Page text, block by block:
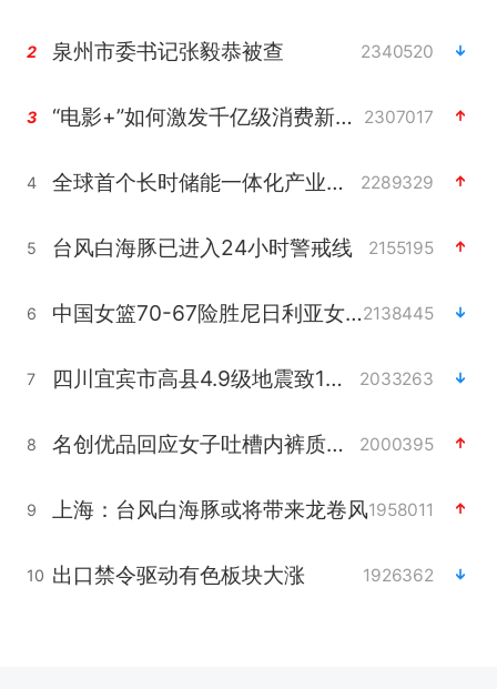
2 泉州市委书记张毅恭被查 2340520
3 “电影+”如何激发千亿级消费新活力？ 2307017
4 全球首个长时储能一体化产业园量产 2289329
5 台风白海豚已进入24小时警戒线 2155195
6 中国女篮70-67险胜尼日利亚女篮2138445
7 四川宜宾市高县4.9级地震致1人死亡 2033263
8 名创优品回应女子吐槽内裤质量差 2000395
9 上海：台风白海豚或将带来龙卷风1958011
10 出口禁令驱动有色板块大涨 1926362